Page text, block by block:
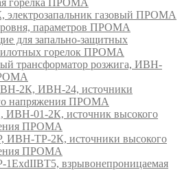
горелка ПРОМА
газовый ПРОМА
параметров ПРОМА
для запально-защитных
горелок ПРОМА
трансформатор розжига, ИВН-
2К, ИВН-24, источники
напряжения ПРОМА
01-2К, источник высокого
ПРОМА
ИВН-ТР-2К, источники высокого
ПРОМА
взрывонепроницаемая